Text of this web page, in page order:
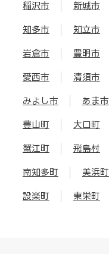
稲沢市 新城市
知多市 知立市
岩倉市 豊明市
愛西市 清須市
みよし市 あま市
豊山町 大口町
蟹江町 飛島村
南知多町 美浜町
設楽町 東栄町